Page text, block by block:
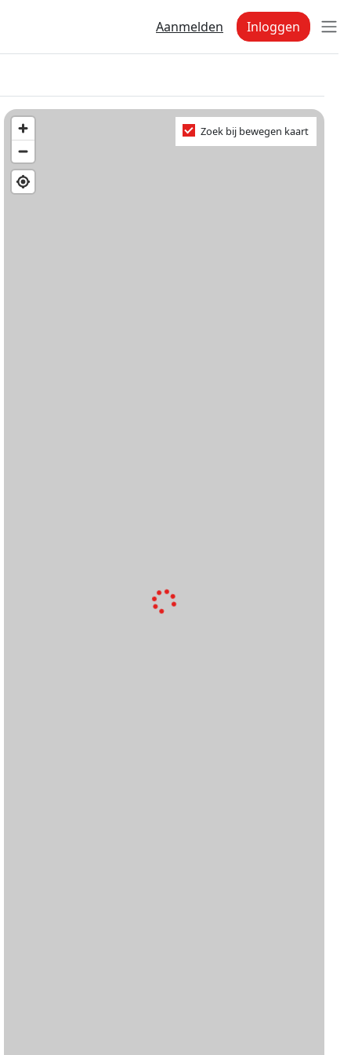
Aanmelden Inloggen
Zoek bij bewegen kaart